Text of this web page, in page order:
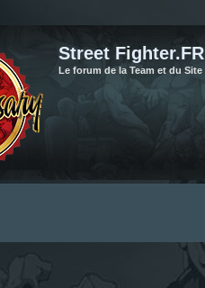
Street Fighter.FR
Le forum de la Team et du Site